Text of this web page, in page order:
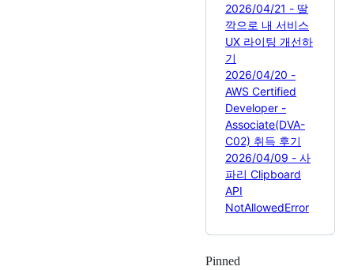
2026/04/21 - 딸
깍으로 내 서비스
UX 라이팅 개선하
기
2026/04/20 -
AWS Certified
Developer -
Associate(DVA-
C02) 취득 후기
2026/04/09 - 사
파리 Clipboard
API
NotAllowedError
Pinned